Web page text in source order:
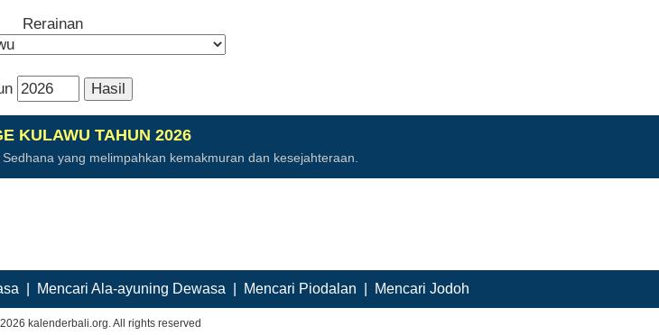
Rerainan
KULAWU TAHUN 2026
yang melimpahkan kemakmuran dan kesejahteraan.
Mencari Ala-ayuning Dewasa Mencari Piodalan Mencari Jodoh
kalenderbali.org. All rights reserved